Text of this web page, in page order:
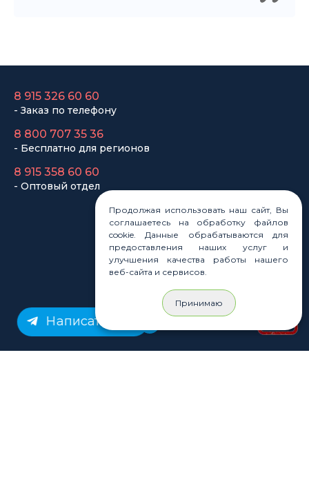
8 915 326 60 60
- Заказ по телефону
8 800 707 35 36
- Бесплатно для регионов
8 915 358 60 60
- Оптовый отдел
Законы
Статьи
Новости
Карта сайта
Написать нам
Продолжая использовать наш сайт, Вы
соглашаетесь на обработку файлов
cookie. Данные обрабатываются для
предоставления наших услуг и
улучшения качества работы нашего
веб-сайта и сервисов.
Принимаю